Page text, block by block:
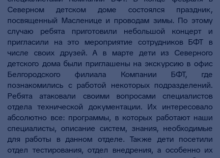
Северном детском доме состоялся праздник,
посвященный Масленице и проводам зимы. По этому
случаю ребята приготовили небольшой концерт и
пригласили на это мероприятие сотрудников БФТ в
числе своих друзей. А в марте дети из Северного
детского дома были приглашены на экскурсию в офис
Белгородского филиала Компании БФТ, где
познакомились с работой некоторых подразделений.
Ребята атаковали своими вопросами специалистов
отдела технической документации. Их интересовало
абсолютно все: программы, в которых работают наши
специалисты, описание систем, знания, необходимые
для работы в данном отделе. Также дети посетили
отдел тестирования, отдел внедрения, а особенно их